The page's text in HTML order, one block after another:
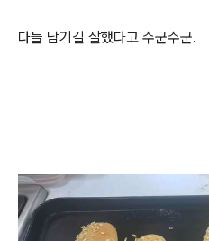
다들 남기길 잘했다고 수군수군.